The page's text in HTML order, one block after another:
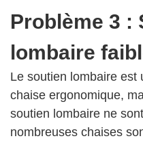
Problème 3 :
lombaire
Le soutien lombaire est
chaise ergonomique,
soutien lombaire ne
nombreuses chaises